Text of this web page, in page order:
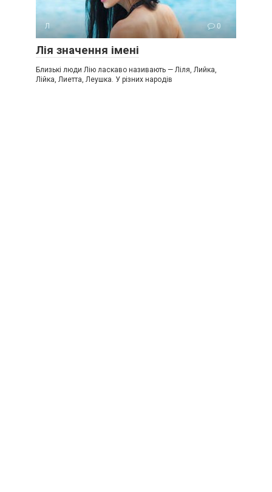
Л 0
Лія значення імені
Близькі люди Лію ласкаво називають — Ліля, Лийка,
Лійка, Лиетта, Леушка. У різних народів